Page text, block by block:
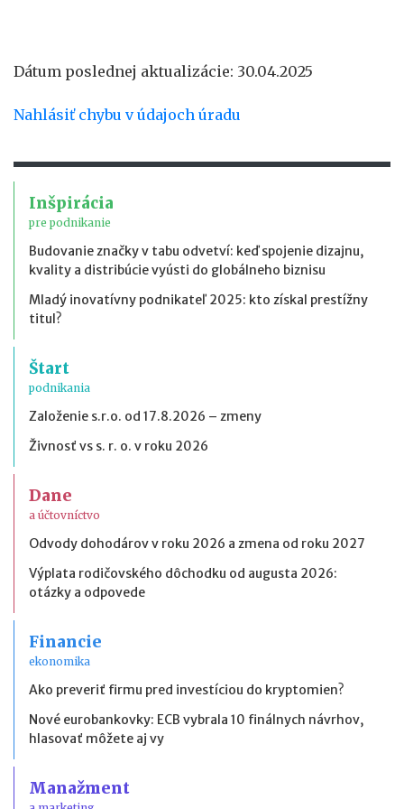
Dátum poslednej aktualizácie: 30.04.2025
Nahlásiť chybu v údajoch úradu
Inšpirácia
pre podnikanie
Budovanie značky v tabu odvetví: keď spojenie dizajnu,
kvality a distribúcie vyústi do globálneho biznisu
Mladý inovatívny podnikateľ 2025: kto získal prestížny
titul?
Štart
podnikania
Založenie s.r.o. od 17.8.2026 – zmeny
Živnosť vs s. r. o. v roku 2026
Dane
a účtovníctvo
Odvody dohodárov v roku 2026 a zmena od roku 2027
Výplata rodičovského dôchodku od augusta 2026:
otázky a odpovede
Financie
ekonomika
Ako preveriť firmu pred investíciou do kryptomien?
Nové eurobankovky: ECB vybrala 10 finálnych návrhov,
hlasovať môžete aj vy
Manažment